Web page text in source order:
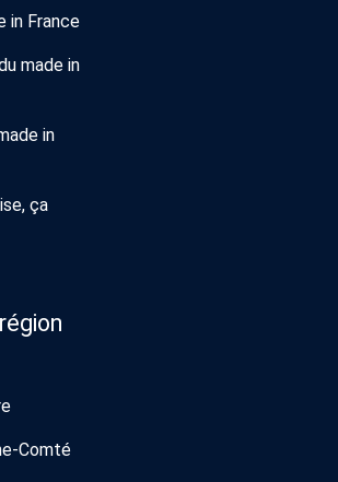
in France
made in
in
ça
Comté